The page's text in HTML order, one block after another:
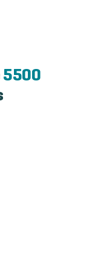
5500